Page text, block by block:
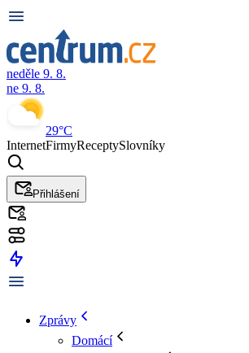
neděle 9. 8.
ne 9. 8.
29°C
InternetFirmyReceptySlovníky
Přihlášení
Zprávy
Domácí